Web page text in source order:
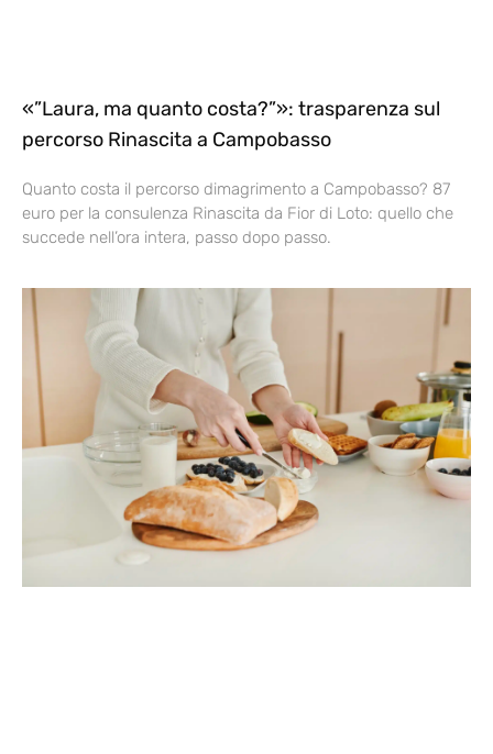
«”Laura, ma quanto costa?”»: trasparenza sul
percorso Rinascita a Campobasso
Quanto costa il percorso dimagrimento a Campobasso? 87
euro per la consulenza Rinascita da Fior di Loto: quello che
succede nell’ora intera, passo dopo passo.